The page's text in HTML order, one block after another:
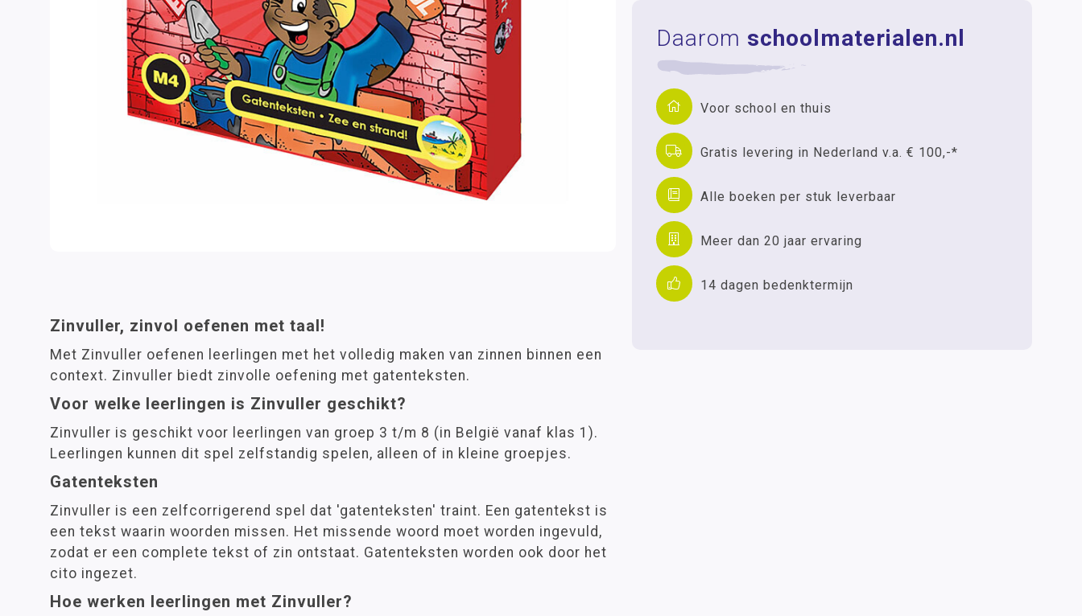
Daarom schoolmaterialen.nl
Voor school en thuis
Gratis levering in Nederland v.a. € 100,-*
Alle boeken per stuk leverbaar
Meer dan 20 jaar ervaring
14 dagen bedenktermijn
Zinvuller, zinvol oefenen met taal!
Met Zinvuller oefenen leerlingen met het volledig maken van zinnen binnen een
context. Zinvuller biedt zinvolle oefening met gatenteksten.
Voor welke leerlingen is Zinvuller geschikt?
Zinvuller is geschikt voor leerlingen van groep 3 t/m 8 (in België vanaf klas 1).
Leerlingen kunnen dit spel zelfstandig spelen, alleen of in kleine groepjes.
Gatenteksten
Zinvuller is een zelfcorrigerend spel dat 'gatenteksten' traint. Een gatentekst is
een tekst waarin woorden missen. Het missende woord moet worden ingevuld,
zodat er een complete tekst of zin ontstaat. Gatenteksten worden ook door het
cito ingezet.
Hoe werken leerlingen met Zinvuller?